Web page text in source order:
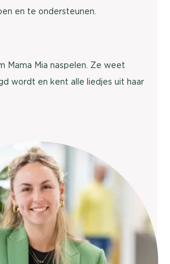
en te ondersteunen.
Mama Mia naspelen. Ze weet
wordt en kent alle liedjes uit haar